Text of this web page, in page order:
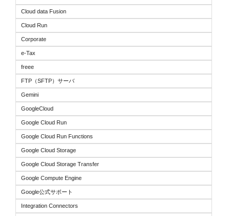
Cloud data Fusion
Cloud Run
Corporate
e-Tax
freee
FTP（SFTP）サーバ
Gemini
GoogleCloud
Google Cloud Run
Google Cloud Run Functions
Google Cloud Storage
Google Cloud Storage Transfer
Google Compute Engine
Google公式サポート
Integration Connectors